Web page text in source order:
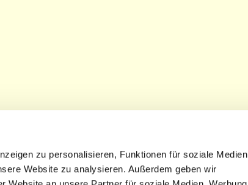
zu personalisieren, Funktionen für soziale Medien
Website zu analysieren. Außerdem geben wir